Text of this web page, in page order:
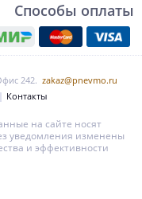
Способы оплаты
242. zakaz@pnevmo.ru
Контакты
на сайте носят
уведомления изменены
и эффективности